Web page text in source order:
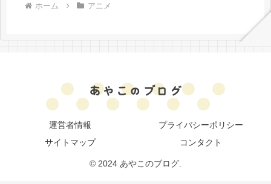
ホーム アニメ
運営者情報
プライバシーポリシー
サイトマップ
コンタクト
© 2024 あやこのブログ.